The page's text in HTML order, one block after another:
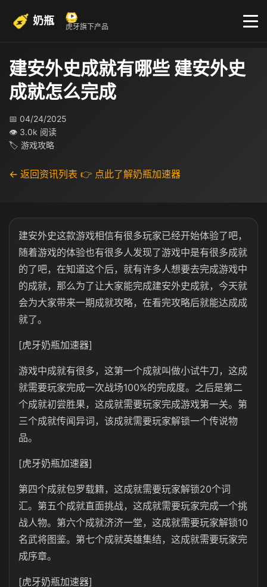
奶瓶 虎牙旗下产品
建安外史成就有哪些 建安外史
成就怎么完成
📅 04/24/2025
👁 3.0k 阅读
🏷 游戏攻略
← 返回资讯列表 👉 点此了解奶瓶加速器
建安外史这款游戏相信有很多玩家已经开始体验了吧，
随着游戏的体验也有很多人发现了游戏中是有很多成就
的了吧，在知道这个后，就有许多人想要去完成游戏中
的成就，那么为了让大家能完成建安外史成就，今天就
会为大家带来一期成就攻略，在看完攻略后就能达成成
就了。
[虎牙奶瓶加速器]
游戏中成就有很多，这第一个成就叫做小试牛刀，这成
就需要玩家完成一次战场100%的完成度。之后是第二
个成就初尝胜果，这成就需要玩家完成游戏第一关。第
三个成就传闻异词，该成就需要玩家解锁一个传说物
品。
[虎牙奶瓶加速器]
第四个成就包罗载籍，这成就需要玩家解锁20个词
汇。第五个成就直面挑战，这成就需要玩家完成一个挑
战人物。第六个成就济济一堂，这成就需要玩家解锁10
名武将图鉴。第七个成就英雄集结，这成就需要玩家完
成序章。
[虎牙奶瓶加速器]